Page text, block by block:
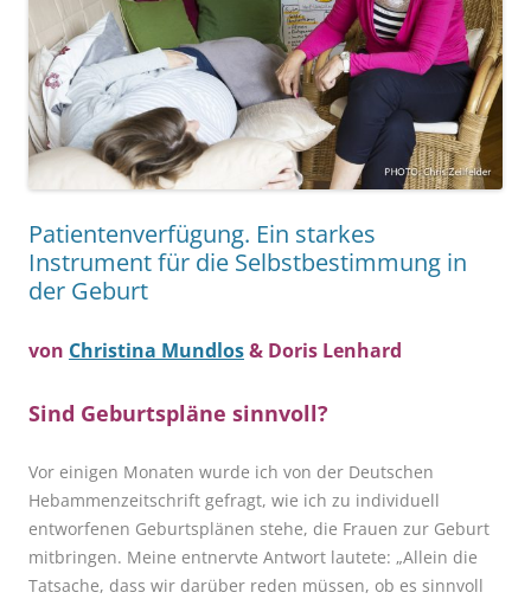
Patientenverfügung. Ein starkes
Instrument für die Selbstbestimmung in
der Geburt
von Christina Mundlos& Doris Lenhard
Sind Geburtspläne sinnvoll?
Vor einigen Monaten wurde ich von der Deutschen
Hebammenzeitschrift gefragt, wie ich zu individuell
entworfenen Geburtsplänen stehe, die Frauen zur Geburt
mitbringen. Meine entnervte Antwort lautete: „Allein die
Tatsache, dass wir darüber reden müssen, ob es sinnvoll